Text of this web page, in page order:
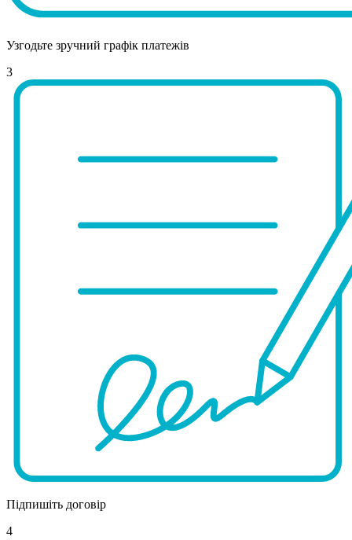
Узгодьте зручний графік платежів
3
Підпишіть договір
4